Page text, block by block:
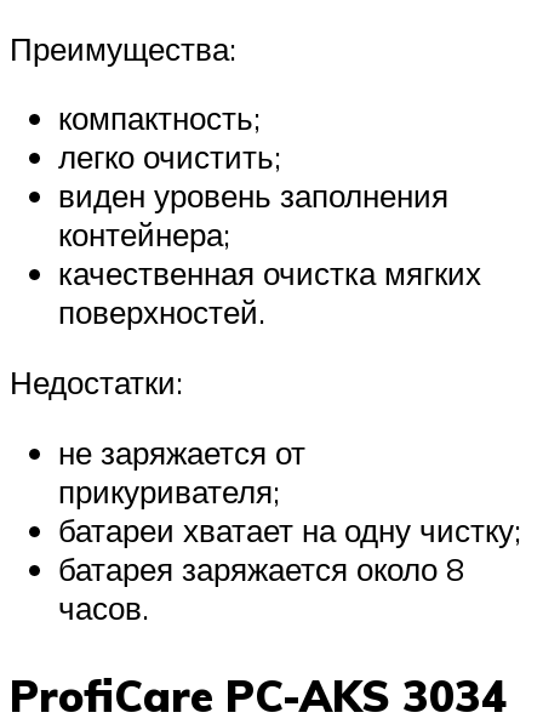
Преимущества:
компактность;
легко очистить;
виден уровень заполнения
контейнера;
качественная очистка мягких
поверхностей.
Недостатки:
не заряжается от
прикуривателя;
батареи хватает на одну чистку;
батарея заряжается около 8
часов.
ProfiCare PC-AKS 3034